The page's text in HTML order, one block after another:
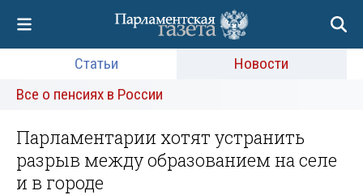
Статьи
Новости
Все о пенсиях в России
Парламентарии хотят устранить
разрыв между образованием на селе
и в городе